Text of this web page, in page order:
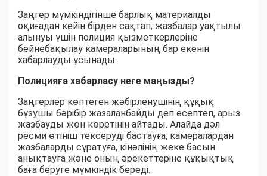
Заңгер мүмкіндігінше барлық материалды
оқиғадан кейін бірден сақтап, жазбалар уақтылы
алынуы үшін полиция қызметкерлеріне
бейнебақылау камераларының бар екенін
хабарлауды ұсынады.
Полицияға хабарласу неге маңызды?
Заңгерлер көптеген жәбірленушінің құқық
бұзушы бәрібір жазаланбайды деп есептеп, арыз
жазбауды жөн көретінін айтады. Алайда дәл
ресми өтініш тексеруді бастауға, камералардан
жазбаларды сұратуға, кінәлінің жеке басын
анықтауға және оның әрекеттеріне құқықтық
баға беруге мүмкіндік береді.